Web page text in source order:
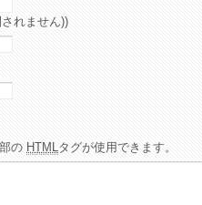
れません))
の HTMLタグが使用できます。